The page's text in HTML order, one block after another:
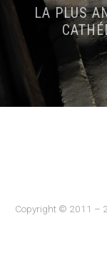
LA PLUS
Copyright © 2011 –